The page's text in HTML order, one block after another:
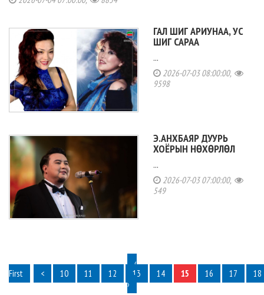
ГАЛ ШИГ АРИУНАА, УС
ШИГ САРАА
...
2026-07-03 08:00:00,
9598
Э.АНХБАЯР ДУУРЬ
ХОЁРЫН НӨХӨРЛӨЛ
...
2026-07-03 07:00:00,
549
‹
First
< 10 11 12 13 14 15 16 17
18
›